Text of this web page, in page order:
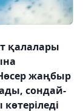
қалалары
жаңбыр
сондай-